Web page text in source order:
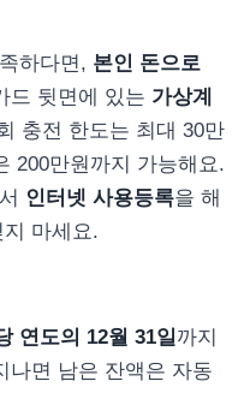
하다면, 본인 돈으로
드 뒷면에 있는 가상계
충전 한도는 최대 30만
200만원까지 가능해요.
인터넷 사용등록을 해
마세요.
연도의 12월 31일 까지
나면 남은 잔액은 자동